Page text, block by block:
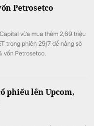
của doanh nghiệp cũng ghi
chuyển biến tích cực, với
đáng kể so với cùng kỳ năm
Petrosetco
vừa mua thêm 2,69 triệu
trong phiên 29/7 để nâng sở
vốn Petrosetco.
phiếu lên Upcom,